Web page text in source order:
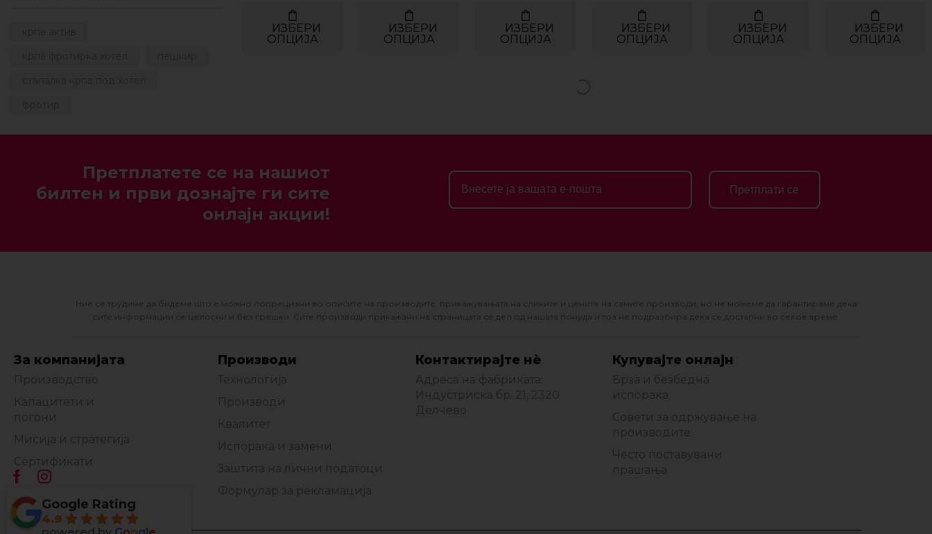
ИЗБЕРИ
ОПЦИЈА
ИЗБЕРИ
ОПЦИЈА
ИЗБЕРИ
ОПЦИЈА
ИЗБЕРИ
ОПЦИЈА
ИЗБЕРИ
ОПЦИЈА
ИЗБЕРИ
ОПЦИЈА
Претплатете се на нашиот
билтен и први дознајте ги сите
онлајн акции!
Претплати се
Ние се трудиме да бидеме што е можно попрецизни во описите на производите, прикажувањата на сликите и цените на самите производи, но не можеме да гарантираме дека
сите информации се целосни и без грешки. Сите производи прикажани на страницата се дел од нашата понуда и тоа не подразбира дека се достапни во секое време.
За компанијата
Производство
Капацитети и
погони
Мисија и стратегија
Сертификати
Производи
Технологија
Производи
Квалитет
Испорака и замени
Заштита на лични податоци
Формулар за рекламација
Контактирајте нè
Адреса на фабриката:
Индустриска бр. 21, 2320
Делчево
Купувајте онлајн
Брза и безбедна
испорака
Совети за одржување на
производите
Често поставувани
прашања
Google Rating
4.9